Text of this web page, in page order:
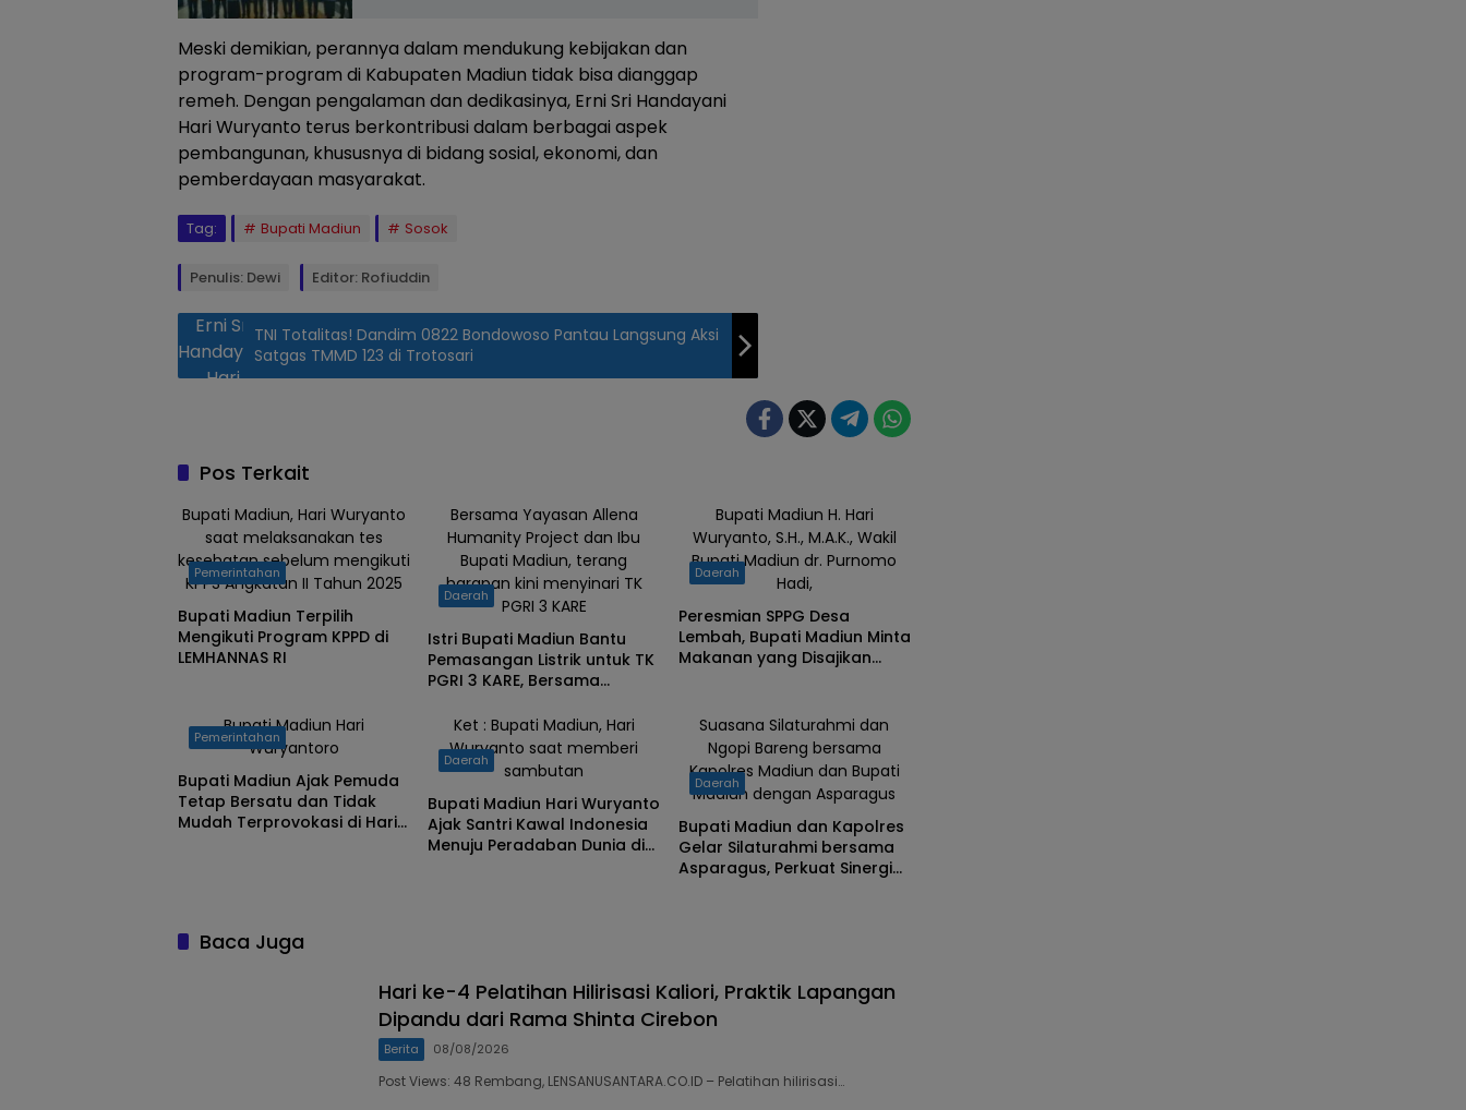
Meski demikian, perannya dalam mendukung kebijakan dan
program-program di Kabupaten Madiun tidak bisa dianggap
remeh. Dengan pengalaman dan dedikasinya, Erni Sri Handayani
Hari Wuryanto terus berkontribusi dalam berbagai aspek
pembangunan, khususnya di bidang sosial, ekonomi, dan
pemberdayaan masyarakat.
Tag: Bupati Madiun Sosok
Penulis: Dewi Editor: Rofiuddin
Erni Sri
Handayani
Hari
Bupati
Madiun.
TNI Totalitas! Dandim 0822 Bondowoso Pantau Langsung Aksi
Satgas TMMD 123 di Trotosari
Pos Terkait
Bupati Madiun, Hari Wuryanto
saat melaksanakan tes
kesehatan sebelum mengikuti
KPPS Angkatan II Tahun 2025
Pemerintahan
Bupati Madiun Terpilih
Mengikuti Program KPPD di
LEMHANNAS RI
Bersama Yayasan Allena
Humanity Project dan Ibu
Bupati Madiun, terang
harapan kini menyinari TK
PGRI 3 KARE
Daerah
Istri Bupati Madiun Bantu
Pemasangan Listrik untuk TK
PGRI 3 KARE, Bersama
Project
Bupati Madiun H. Hari
Wuryanto, S.H., M.A.K., Wakil
Bupati Madiun dr. Purnomo
Hadi,
Daerah
Peresmian SPPG Desa
Lembah, Bupati Madiun Minta
Makanan yang Disajikan
‎Bupati Madiun Hari
Wuryantoro
Pemerintahan
‎Bupati Madiun Ajak Pemuda
Tetap Bersatu dan Tidak
Mudah Terprovokasi di Hari
Ket : Bupati Madiun, Hari
Wuryanto saat memberi
sambutan
Daerah
Bupati Madiun Hari Wuryanto
Ajak Santri Kawal Indonesia
Menuju Peradaban Dunia di
Suasana Silaturahmi dan
Ngopi Bareng bersama
Kapolres Madiun dan Bupati
Madiun dengan Asparagus
Daerah
Bupati Madiun dan Kapolres
Gelar Silaturahmi bersama
Asparagus, Perkuat Sinergi
Baca Juga
Hari ke-4 Pelatihan Hilirisasi Kaliori, Praktik Lapangan
Dipandu dari Rama Shinta Cirebon
Berita 08/08/2026
Post Views: 48 Rembang, LENSANUSANTARA.CO.ID – Pelatihan hilirisasi…